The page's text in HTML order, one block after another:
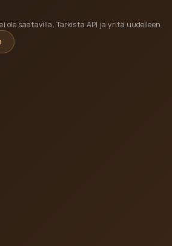
ole saatavilla. Tarkista API ja yritä uudelleen.